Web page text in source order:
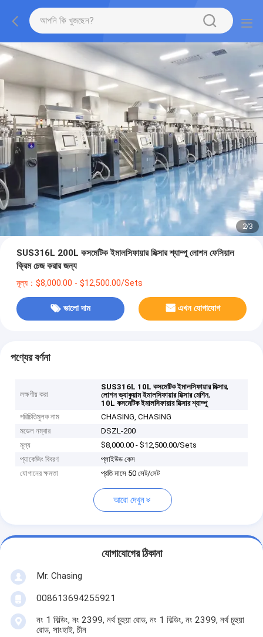
2/3
SUS316L 200L কসমেটিক ইমালসিফায়ার মিক্সার শ্যাম্পু লোশন ফেসিয়াল
ক্রিম চেজ করার জন্য
মূল্য：$8,000.00 - $12,500.00/Sets
ভালো দাম এখন যোগাযোগ
পণ্যের বর্ণনা
লক্ষণীয় করা
SUS316L 10L কসমেটিক ইমালসিফায়ার মিক্সার,
লোশন ভ্যাকুয়াম ইমালসিফায়ার মিক্সার মেশিন,
10L কসমেটিক ইমালসিফায়ার মিক্সার শ্যাম্পু
পরিচিতিমুলক নাম
CHASING, CHASING
মডেল নম্বার
DSZL-200
মূল্য
$8,000.00 - $12,500.00/Sets
প্যাকেজিং বিবরণ
প্লাইউড কেস
যোগানের ক্ষমতা
প্রতি মাসে 50 সেট/সেট
আরো দেখুন
যোগাযোগের ঠিকানা
Mr. Chasing
008613694255921
নং 1 বিল্ডিং, নং 2399, নর্থ চুহুয়া রোড, নং 1 বিল্ডিং, নং 2399, নর্থ চুহুয়া
রোড, সাংহাই, চীন